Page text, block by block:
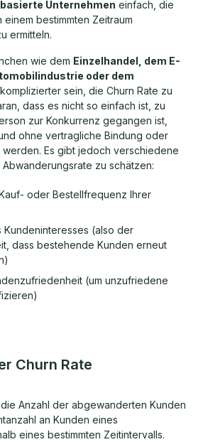
Unternehmen einfach, die
bestimmten Zeitraum
ermitteln.
wie dem Einzelhandel, dem E-
oder dem
sein, die Churn Rate zu
dass es nicht so einfach ist, zu
zur Konkurrenz gegangen ist,
ohne vertragliche Bindung oder
Es gibt jedoch verschiedene
zu schätzen:
oder Bestellfrequenz Ihrer
Kundeninteresses (also der
dass bestehende Kunden erneut
(um unzufriedene
Churn Rate
Anzahl der abgewanderten Kunden
an Kunden eines
eines bestimmten Zeitintervalls.